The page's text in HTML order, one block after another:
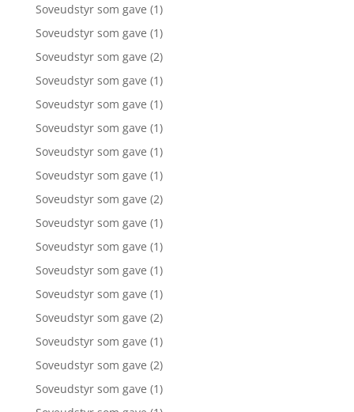
Soveudstyr som gave (1)
Soveudstyr som gave (1)
Soveudstyr som gave (2)
Soveudstyr som gave (1)
Soveudstyr som gave (1)
Soveudstyr som gave (1)
Soveudstyr som gave (1)
Soveudstyr som gave (1)
Soveudstyr som gave (2)
Soveudstyr som gave (1)
Soveudstyr som gave (1)
Soveudstyr som gave (1)
Soveudstyr som gave (1)
Soveudstyr som gave (2)
Soveudstyr som gave (1)
Soveudstyr som gave (2)
Soveudstyr som gave (1)